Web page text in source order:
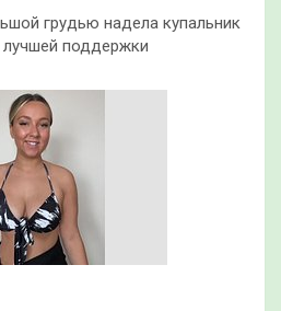
грудью надела купальник
поддержки